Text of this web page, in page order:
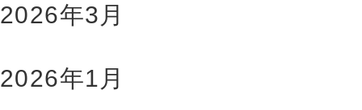
2026年3月
2026年1月